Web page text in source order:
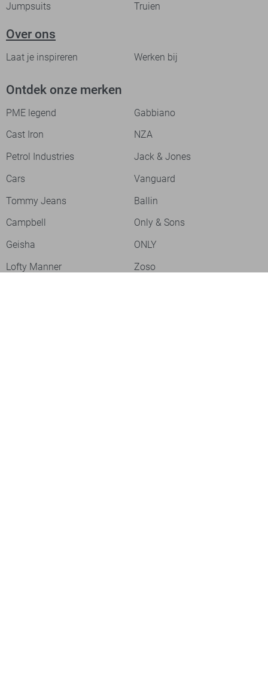
Jumpsuits
Truien
Over ons
Laat je inspireren Werken bij
Ontdek onze merken
PME legend
Gabbiano
Cast Iron
NZA
Petrol Industries
Jack & Jones
Cars
Vanguard
Tommy Jeans
Ballin
Campbell
Only & Sons
Geisha
ONLY
Lofty Manner
Zoso